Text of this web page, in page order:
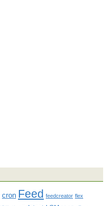
cron Feed feedcreator flex